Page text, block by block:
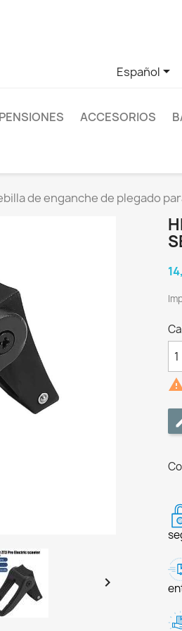
Español
ACCESORIOS
de enganche de plegado
